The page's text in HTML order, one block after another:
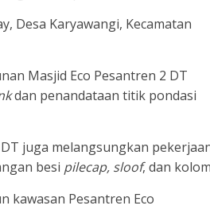
Desa Karyawangi, Kecamatan
Masjid Eco Pesantren 2 DT
dan penandataan titik pondasi
juga melangsungkan
besi pilecap, sloof, dan
kawasan Pesantren Eco